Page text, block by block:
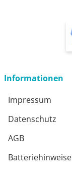
Informationen
Impressum
Datenschutz
AGB
Batteriehinweise